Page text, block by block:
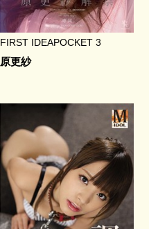
FIRST IDEAPOCKET 3
原更紗